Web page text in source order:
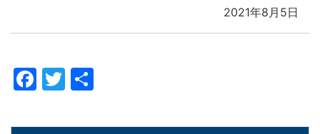
2021年8月5日
Facebook
Twitter